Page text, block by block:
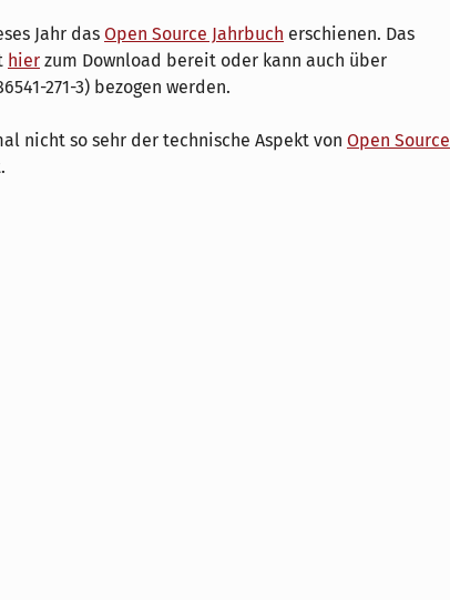
Jahr das Open Source Jahrbuch erschienen. Das
hier zum Download bereit oder kann auch über
271-3) bezogen werden.
nicht so sehr der technische Aspekt von Open Source